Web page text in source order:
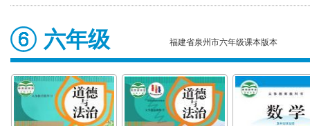
六年级 福建省泉州市六年级课本版本